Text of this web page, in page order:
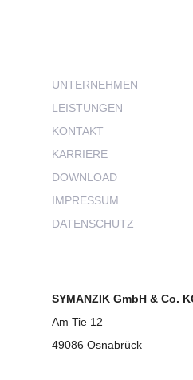
springen
Zum
Inhalt
springen
UNTERNEHMEN
LEISTUNGEN
KONTAKT
KARRIERE
DOWNLOAD
IMPRESSUM
DATENSCHUTZ
SYMANZIK GmbH & Co.
Am Tie 12
49086 Osnabrück